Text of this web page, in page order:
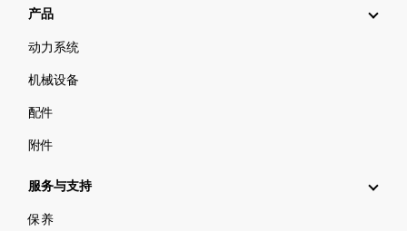
产品
动力系统
机械设备
配件
附件
服务与支持
保养